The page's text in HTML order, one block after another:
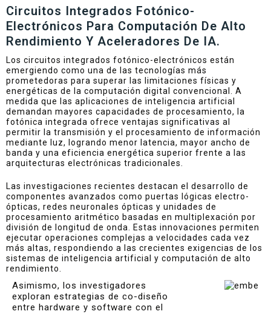
Circuitos Integrados Fotónico-
Electrónicos Para Computación De Alto
Rendimiento Y Aceleradores De IA.
Los circuitos integrados fotónico-electrónicos están
emergiendo como una de las tecnologías más
prometedoras para superar las limitaciones físicas y
energéticas de la computación digital convencional. A
medida que las aplicaciones de inteligencia artificial
demandan mayores capacidades de procesamiento, la
fotónica integrada ofrece ventajas significativas al
permitir la transmisión y el procesamiento de información
mediante luz, logrando menor latencia, mayor ancho de
banda y una eficiencia energética superior frente a las
arquitecturas electrónicas tradicionales.
Las investigaciones recientes destacan el desarrollo de
componentes avanzados como puertas lógicas electro-
ópticas, redes neuronales ópticas y unidades de
procesamiento aritmético basadas en multiplexación por
división de longitud de onda. Estas innovaciones permiten
ejecutar operaciones complejas a velocidades cada vez
más altas, respondiendo a las crecientes exigencias de los
sistemas de inteligencia artificial y computación de alto
rendimiento.
Asimismo, los investigadores
exploran estrategias de co-diseño
entre hardware y software con el